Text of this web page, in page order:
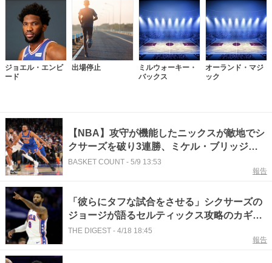
ジョエル・エンビ
ード
出場停止
ミルウォーキー・
バックス
オーランド・マジ
ック
【NBA】攻守が機能したニックスが敵地でシ
クサーズを破り3連勝、ミケル・ブリッジズ
「チーム全員の努力の成果さ」
BASKET COUNT - 5/9 13:53
報告
「彼らにタフな試合をさせる」シクサーズの
ジョージが語るセルティックス攻略のカギ＜
DUNKSHOOT＞
THE DIGEST - 4/18 18:45
報告